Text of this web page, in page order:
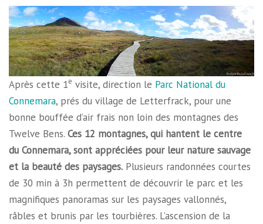
Après cette 1e visite, direction le Parc National du
Connemara, prés du village de Letterfrack, pour une
bonne bouffée d’air frais non loin des montagnes des
Twelve Bens. Ces 12 montagnes, qui hantent le centre
du Connemara, sont appréciées pour leur nature sauvage
et la beauté des paysages. Plusieurs randonnées courtes
de 30 min à 3h permettent de découvrir le parc et les
magnifiques panoramas sur les paysages vallonnés,
râbles et brunis par les tourbières. L’ascension de la